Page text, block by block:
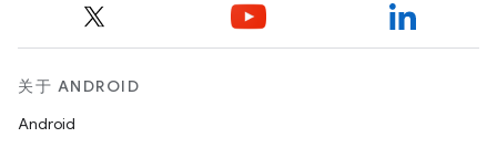
关于 ANDROID
Android